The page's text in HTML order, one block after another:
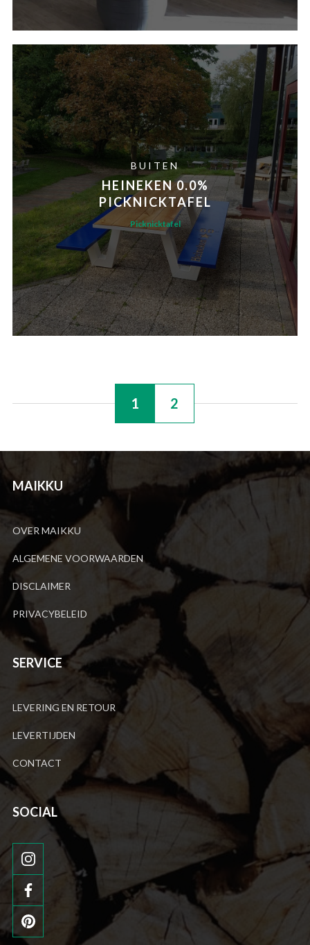
BUITEN
HEINEKEN 0.0%
PICKNICKTAFEL
Picknicktafel
1 2
MAIKKU
OVER MAIKKU
ALGEMENE VOORWAARDEN
DISCLAIMER
PRIVACYBELEID
SERVICE
LEVERING EN RETOUR
LEVERTIJDEN
CONTACT
SOCIAL